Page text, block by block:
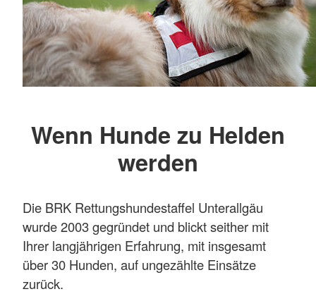
Wenn Hunde zu Helden
werden
Die BRK Rettungshundestaffel Unterallgäu
wurde 2003 gegründet und blickt seither mit
Ihrer langjährigen Erfahrung, mit insgesamt
über 30 Hunden, auf ungezählte Einsätze
zurück.